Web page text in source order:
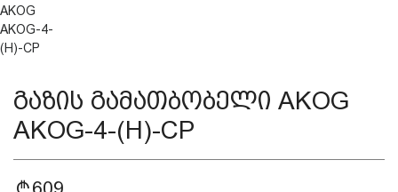
ჩვენ შესახებ
პერსონალურ მონაცემთა
გაზის გამათბობელი AKOG
AKOG-4-(H)-CP